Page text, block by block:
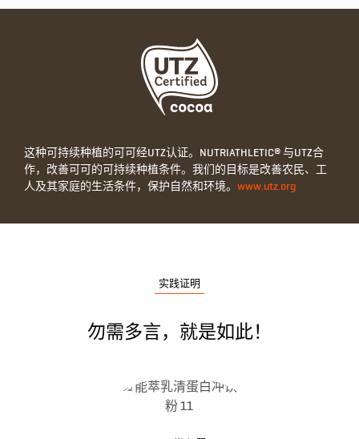
这种可持续种植的可可经UTZ认证。NUTRIATHLETIC® 与UTZ合
作，改善可可的可持续种植条件。我们的目标是改善农民、工
人及其家庭的生活条件，保护自然和环境。 www.utz.org
实践证明
勿需多言，就是如此！